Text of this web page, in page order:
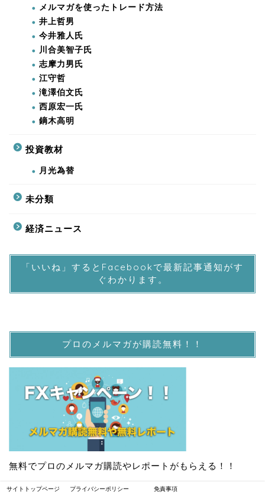
メルマガを使ったトレード方法
井上哲男
今井雅人氏
川合美智子氏
志摩力男氏
江守哲
滝澤伯文氏
西原宏一氏
鏑木高明
投資教材
月光為替
未分類
経済ニュース
「いいね」するとFacebookで最新記事通知がす
ぐわかります。
プロのメルマガが購読無料！！
無料でプロのメルマガ購読やレポートがもらえる！！
サイトトップページ プライバシーポリシー 免責事項